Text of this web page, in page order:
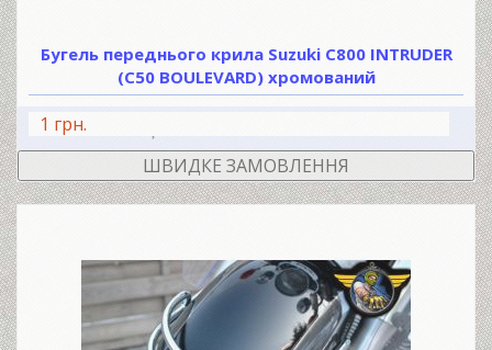
Бугель переднього крила Suzuki C800 INTRUDER
(C50 BOULEVARD) хромований
1 грн.
ШВИДКЕ ЗАМОВЛЕННЯ